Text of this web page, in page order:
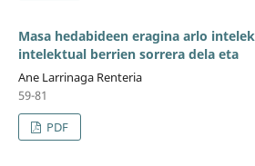
Masa hedabideen eragina arlo
intelektual berrien sorrera dela eta
Ane Larrinaga Renteria
59-81
PDF